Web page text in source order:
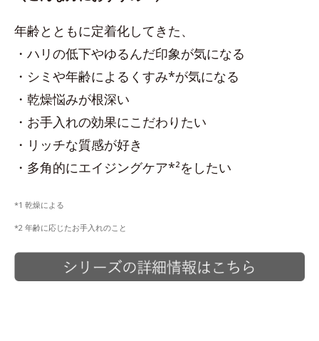
年齢とともに定着化してきた、
・ハリの低下やゆるんだ印象が気になる
・シミや年齢によるくすみ*が気になる
・乾燥悩みが根深い
・お手入れの効果にこだわりたい
・リッチな質感が好き
・多角的にエイジングケア*²をしたい
*1 乾燥による
*2 年齢に応じたお手入れのこと